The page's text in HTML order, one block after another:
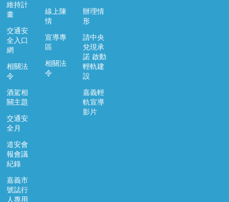
維持計
畫
交通安
全入口
網
相關法
令
酒駕相
關主題
交通安
全月
道安會
報會議
紀錄
嘉義市
號誌行
人專用
線上陳
情
宣導專
區
相關法
令
辦理情
形
請中央
兌現承
諾 啟動
輕軌建
設
嘉義輕
軌宣導
影片